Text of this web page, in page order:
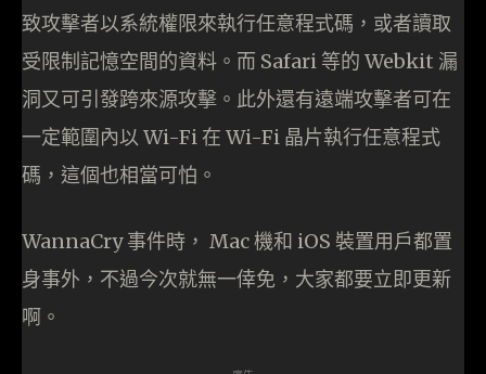
致攻擊者以系統權限來執行任意程式碼，或者讀取
受限制記憶空間的資料。而 Safari 等的 Webkit 漏
洞又可引發跨來源攻擊。此外還有遠端攻擊者可在
一定範圍內以 Wi-Fi 在 Wi-Fi 晶片執行任意程式
碼，這個也相當可怕。
WannaCry 事件時， Mac 機和 iOS 裝置用戶都置
身事外，不過今次就無一倖免，大家都要立即更新
啊。